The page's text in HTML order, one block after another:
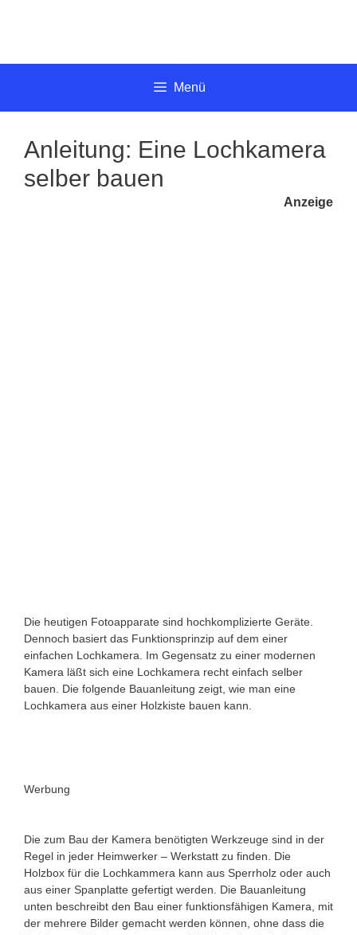
Menü
Anleitung: Eine Lochkamera
selber bauen
Die heutigen Fotoapparate sind hochkomplizierte Geräte.
Dennoch basiert das Funktionsprinzip auf dem einer
einfachen Lochkamera. Im Gegensatz zu einer modernen
Kamera läßt sich eine Lochkamera recht einfach selber
bauen. Die folgende Bauanleitung zeigt, wie man eine
Lochkamera aus einer Holzkiste bauen kann.
Werbung
Die zum Bau der Kamera benötigten Werkzeuge sind in der
Regel in jeder Heimwerker – Werkstatt zu finden. Die
Holzbox für die Lochkammera kann aus Sperrholz oder auch
aus einer Spanplatte gefertigt werden. Die Bauanleitung
unten beschreibt den Bau einer funktionsfähigen Kamera, mit
der mehrere Bilder gemacht werden können, ohne dass die